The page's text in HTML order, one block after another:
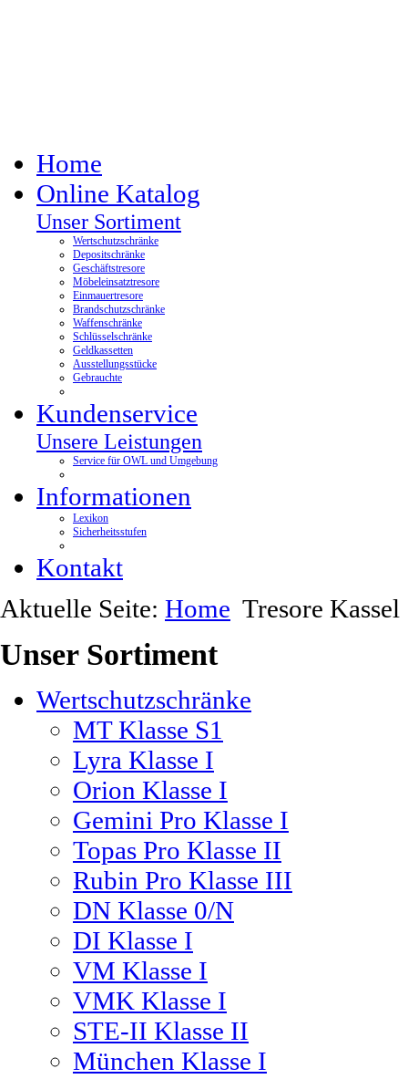
Home
Online Katalog
Unser Sortiment
Wertschutzschränke
Depositschränke
Geschäftstresore
Möbeleinsatztresore
Einmauertresore
Brandschutzschränke
Waffenschränke
Schlüsselschränke
Geldkassetten
Ausstellungsstücke
Gebrauchte
Kundenservice
Unsere Leistungen
Service für OWL und Umgebung
Informationen
Lexikon
Sicherheitsstufen
Kontakt
Aktuelle Seite: Home Tresore Kassel
UnserSortiment
Wertschutzschränke
MT Klasse S1
Lyra Klasse I
Orion Klasse I
Gemini Pro Klasse I
Topas Pro Klasse II
Rubin Pro Klasse III
DN Klasse 0/N
DI Klasse I
VM Klasse I
VMK Klasse I
STE-II Klasse II
München Klasse I